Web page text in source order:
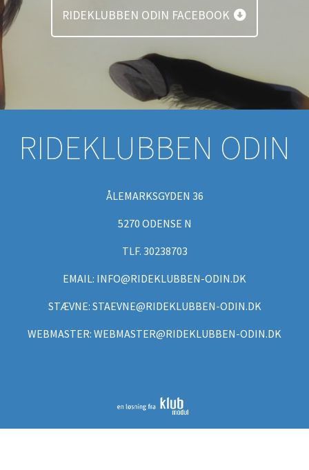
RIDEKLUBBEN ODIN FACEBOOK
RIDEKLUBBEN ODIN
ÅLEMARKSGYDEN 36
5270 ODENSE N
TLF. 30238703
EMAIL: INFO@RIDEKLUBBEN-ODIN.DK
STÆVNE: STAEVNE@RIDEKLUBBEN-ODIN.DK
WEBMASTER: WEBMASTER@RIDEKLUBBEN-ODIN.DK